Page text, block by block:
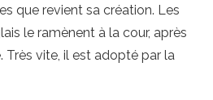
que revient sa création. Les
le ramènent à la cour, après
Très vite, il est adopté par la